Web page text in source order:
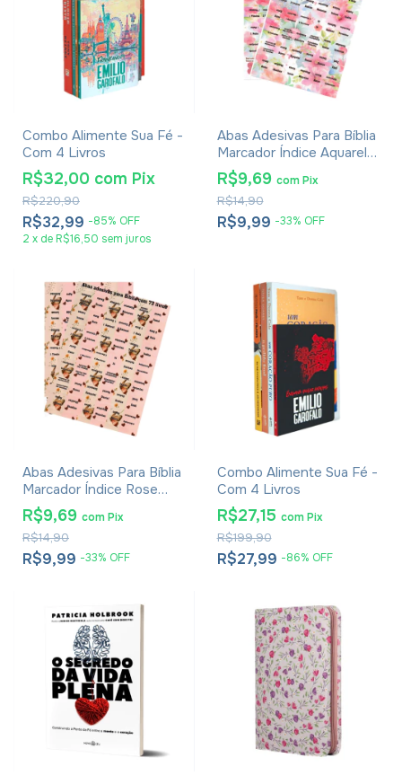
Combo Alimente Sua Fé -
Com 4 Livros
R$32,99 -85% OFF
R$220,90
R$32,00 com Pix
2 x de R$16,50 sem juros
Abas Adesivas Para Bíblia
Marcador Índice Aquarela
Pacote Com 2
R$9,99 -33% OFF
R$14,90
R$9,69 com Pix
Abas Adesivas Para Bíblia
Marcador Índice Rose
Pacote Com 2
R$9,99 -33% OFF
R$14,90
R$9,69 comPix
Combo Alimente Sua Fé -
Com 4 Livros
R$27,99 -86% OFF
R$199,90
R$27,15 com Pix